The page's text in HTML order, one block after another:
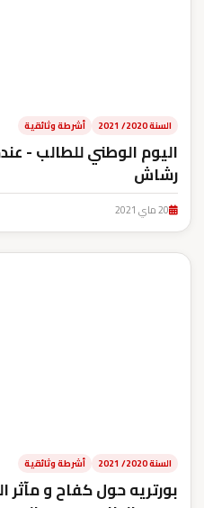
السنة 2020/ 2021 أشرطة وثائقية
اليوم الوطني للطالب -
رشاش
20 ماي 2021
السنة 2020/ 2021 أشرطة وثائقية
بورتريه حول كفاح و مآثر